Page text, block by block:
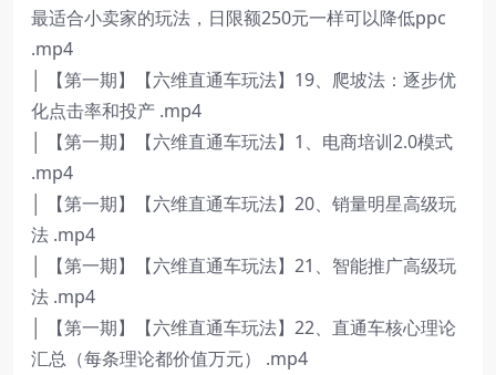
最适合小卖家的玩法，日限额250元一样可以降低ppc
.mp4
│ 【第一期】【六维直通车玩法】19、爬坡法：逐步优
化点击率和投产 .mp4
│ 【第一期】【六维直通车玩法】1、电商培训2.0模式
.mp4
│ 【第一期】【六维直通车玩法】20、销量明星高级玩
法 .mp4
│ 【第一期】【六维直通车玩法】21、智能推广高级玩
法 .mp4
│ 【第一期】【六维直通车玩法】22、直通车核心理论
汇总（每条理论都价值万元） .mp4